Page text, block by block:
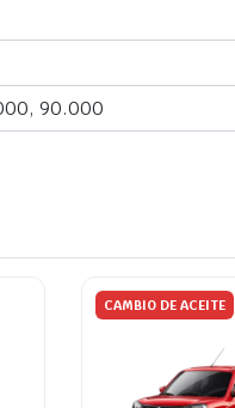
90.000
CAMBIO DE ACEITE